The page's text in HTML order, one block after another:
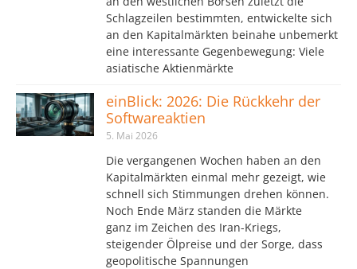
Schlagzeilen bestimmten, entwickelte sich
an den Kapitalmärkten beinahe unbemerkt
eine interessante Gegenbewegung: Viele
asiatische Aktienmärkte
einBlick: 2026: Die Rückkehr der
Softwareaktien
5. Mai 2026
Die vergangenen Wochen haben an den
Kapitalmärkten einmal mehr gezeigt, wie
schnell sich Stimmungen drehen können.
Noch Ende März standen die Märkte
ganz im Zeichen des Iran-Kriegs,
steigender Ölpreise und der Sorge, dass
geopolitische Spannungen